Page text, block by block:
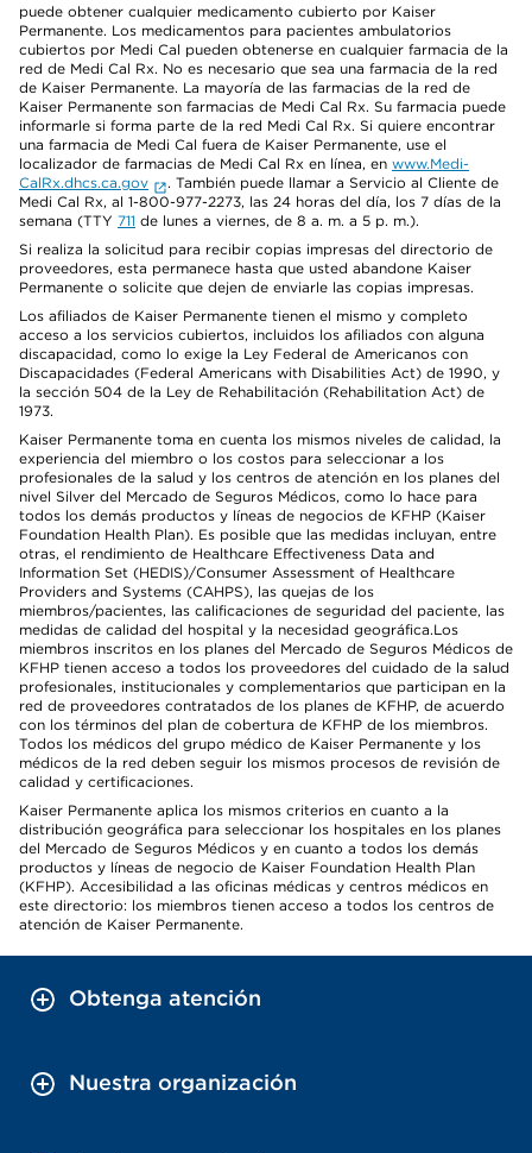
puede obtener cualquier medicamento cubierto por Kaiser
Permanente. Los medicamentos para pacientes ambulatorios
cubiertos por Medi Cal pueden obtenerse en cualquier farmacia de la
red de Medi Cal Rx. No es necesario que sea una farmacia de la red
de Kaiser Permanente. La mayoría de las farmacias de la red de
Kaiser Permanente son farmacias de Medi Cal Rx. Su farmacia puede
informarle si forma parte de la red Medi Cal Rx. Si quiere encontrar
una farmacia de Medi Cal fuera de Kaiser Permanente, use el
localizador de farmacias de Medi Cal Rx en línea, en www.Medi-
CalRx.dhcs.ca.gov
. También puede llamar a Servicio al Cliente de
Medi Cal Rx, al 1-800-977-2273, las 24 horas del día, los 7 días de la
semana (TTY 711 de lunes a viernes, de 8 a. m. a 5 p. m.).
Si realiza la solicitud para recibir copias impresas del directorio de
proveedores, esta permanece hasta que usted abandone Kaiser
Permanente o solicite que dejen de enviarle las copias impresas.
Los afiliados de Kaiser Permanente tienen el mismo y completo
acceso a los servicios cubiertos, incluidos los afiliados con alguna
discapacidad, como lo exige la Ley Federal de Americanos con
Discapacidades (Federal Americans with Disabilities Act) de 1990, y
la sección 504 de la Ley de Rehabilitación (Rehabilitation Act) de
1973.
Kaiser Permanente toma en cuenta los mismos niveles de calidad, la
experiencia del miembro o los costos para seleccionar a los
profesionales de la salud y los centros de atención en los planes del
nivel Silver del Mercado de Seguros Médicos, como lo hace para
todos los demás productos y líneas de negocios de KFHP (Kaiser
Foundation Health Plan). Es posible que las medidas incluyan, entre
otras, el rendimiento de Healthcare Effectiveness Data and
Information Set (HEDIS)/Consumer Assessment of Healthcare
Providers and Systems (CAHPS), las quejas de los
miembros/pacientes, las calificaciones de seguridad del paciente, las
medidas de calidad del hospital y la necesidad geográfica.Los
miembros inscritos en los planes del Mercado de Seguros Médicos de
KFHP tienen acceso a todos los proveedores del cuidado de la salud
profesionales, institucionales y complementarios que participan en la
red de proveedores contratados de los planes de KFHP, de acuerdo
con los términos del plan de cobertura de KFHP de los miembros.
Todos los médicos del grupo médico de Kaiser Permanente y los
médicos de la red deben seguir los mismos procesos de revisión de
calidad y certificaciones.
Kaiser Permanente aplica los mismos criterios en cuanto a la
distribución geográfica para seleccionar los hospitales en los planes
del Mercado de Seguros Médicos y en cuanto a todos los demás
productos y líneas de negocio de Kaiser Foundation Health Plan
(KFHP). Accesibilidad a las oficinas médicas y centros médicos en
este directorio: los miembros tienen acceso a todos los centros de
atención de Kaiser Permanente.
Obtenga atención
Nuestra organización